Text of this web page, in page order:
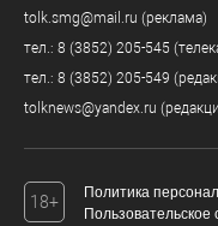
tolk.smg@mail.ru (реклама)
тел.: 8 (3852) 205-545
тел.: 8 (3852) 205-549
tolknews@yandex.ru
18+
Политика
Пользовательское